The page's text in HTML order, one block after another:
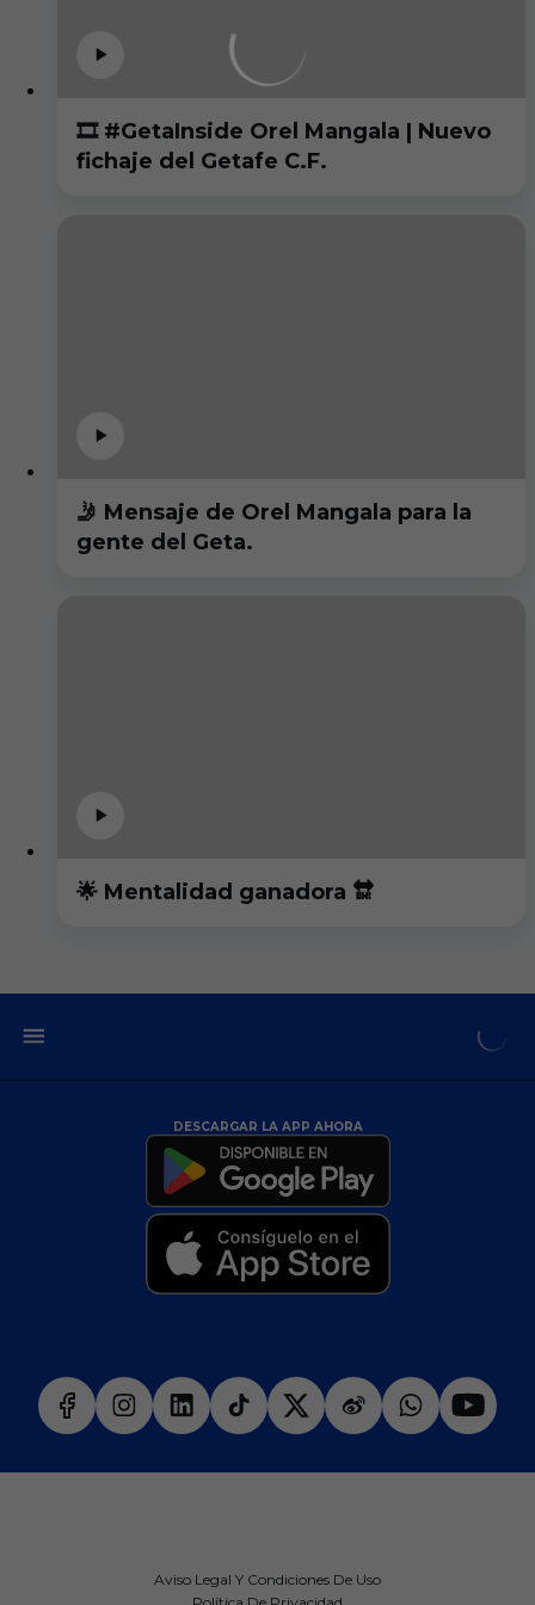
🎞️ #GetaInside Orel Mangala | Nuevo
fichaje del Getafe C.F.
🤳 Mensaje de Orel Mangala para la
gente del Geta.
🌟 Mentalidad ganadora 🔛
DESCARGAR LA APP AHORA
Aviso Legal Y Condiciones De Uso